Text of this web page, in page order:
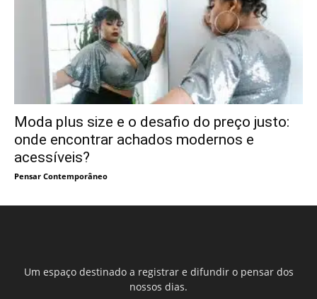
Moda plus size e o desafio do preço justo:
onde encontrar achados modernos e
acessíveis?
Pensar Contemporâneo
Um espaço destinado a registrar e difundir o pensar dos
nossos dias.